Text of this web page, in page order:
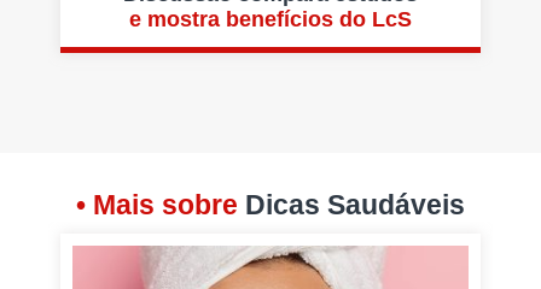
e mostra benefícios do LcS
• Mais sobre Dicas Saudáveis